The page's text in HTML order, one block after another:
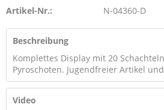
Artikel-Nr.: N-04360-D
Beschreibung
Komplettes Display mit 20
Pyroschoten. Jugendfreier Artikel
Video